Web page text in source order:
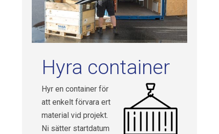
Hyra container
Hyr en container för
att enkelt förvara ert
material vid projekt.
Ni sätter startdatum